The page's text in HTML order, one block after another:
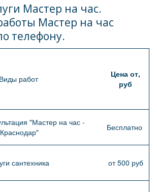
Мастер на час.
Мастер на час
телефону.
Виды работ
Цена от,
руб
"Мастер на час -
Краснодар"
Бесплатно
сантехника от 500 руб